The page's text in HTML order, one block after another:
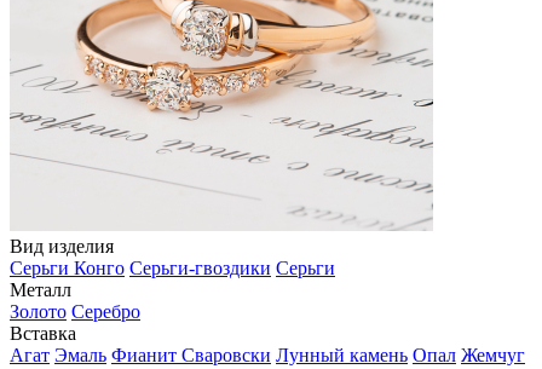
Вид изделия
Серьги Конго Серьги-гвоздики Серьги
Металл
Золото Серебро
Вставка
Агат Эмаль Фианит Сваровски Лунный камень Опал Жемчуг